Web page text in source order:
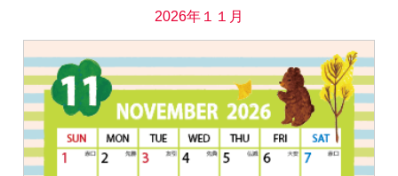
2026年１１月